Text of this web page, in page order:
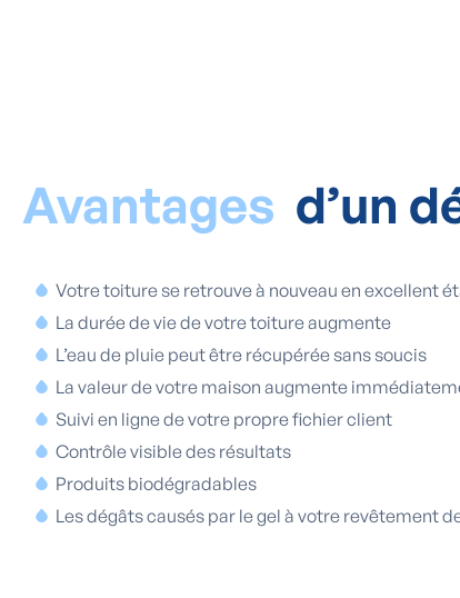
Avantages d’un
Votre toiture se retrouve à nouveau en excellent
La durée de vie de votre toiture augmente
L’eau de pluie peut être récupérée sans soucis
La valeur de votre maison augmente
Suivi en ligne de votre propre fichier client
Contrôle visible des résultats
Produits biodégradables
Les dégâts causés par le gel à votre revêtement